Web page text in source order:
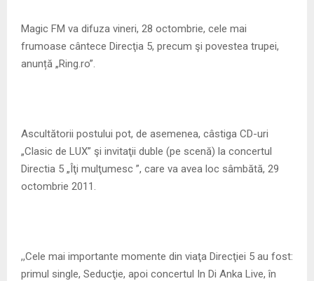
E
Magic FM va difuza vineri, 28 octombrie, cele mai
frumoase cântece Direcţia 5, precum şi povestea trupei,
anunță „Ring.ro”.
Ascultătorii postului pot, de asemenea, câstiga CD-uri
„Clasic de LUX” şi invitaţii duble (pe scenă) la concertul
Directia 5 „Îţi mulţumesc ”, care va avea loc sâmbătă, 29
octombrie 2011.
,,Cele mai importante momente din viaţa Direcţiei 5 au fost:
primul single, Seducţie, apoi concertul In Di Anka Live, în